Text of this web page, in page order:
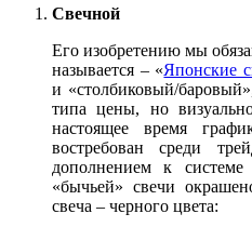
Свечной
Его изобретению мы
называется – «Японские
и «столбиковый/
типа цены, но
настоящее время
востребован среди
дополнением к системе
«бычьей» свечи
свеча – черного цвета: